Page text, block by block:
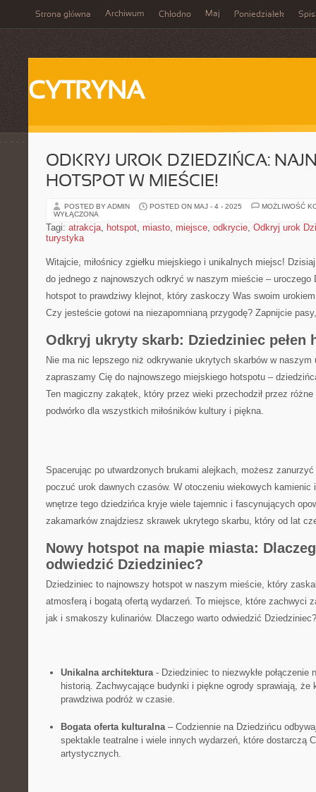
Strona główna Archiwum Chłodno Maj Poniedziałek Spis
CYTRYNA
ODKRYJ UROK DZIEDZIŃCA:
HOTSPOT W MIEŚCIE!
POSTED BY ADMIN POSTED ON MAJ - 4 - 2025
MOŻLIWOŚĆ
WYŁĄCZONA
Tagi: atrakcja, hotspot, miasto, miejsce, odkrycie, Odkryj urok
turystyka
Witajcie, miłośnicy zgiełku miejskiego i unikalnych miejsc!
do jednego z najnowszych odkryć w ‍naszym mieście‌ – ‍uroczego​
hotspot to prawdziwy klejnot, który zaskoczy Was swoim
Czy jesteście⁣ gotowi‍ na niezapomnianą przygodę? Zapnijcie⁢
Odkryj ukryty‌ skarb: Dziedziniec pełen
Nie ma nic lepszego ⁣niż odkrywanie ukrytych skarbów w‌
⁣zapraszamy Cię do najnowszego miejskiego hotspotu⁢ –
Ten magiczny zakątek, który ⁣przez wieki przechodził przez
podwórko ⁣dla wszystkich⁣ miłośników⁤ kultury i piękna.
Spacerując po⁣ utwardzonych brukami alejkach, możesz
poczuć urok dawnych ‍czasów. W otoczeniu ​wiekowych kamienic
⁣wnętrze tego dziedzińca⁣ kryje​ wiele tajemnic i fascynujących
zakamarków znajdziesz ⁤skrawek ukrytego ⁤skarbu, ‌który od ⁤lat
Nowy hotspot​ na mapie miasta:
odwiedzić Dziedziniec?
Dziedziniec to najnowszy hotspot w⁤ naszym⁣ mieście, który⁤
atmosferą i bogatą ofertą⁣ wydarzeń. To⁢ miejsce, które zachwyci
jak i smakoszy⁢ kulinariów. Dlaczego warto ‍odwiedzić
Unikalna architektura-‍ Dziedziniec to ⁢niezwykłe‌ połączenie
historią. Zachwycające budynki ‌i piękne ‌ogrody ⁢sprawiają,
prawdziwa podróż ⁣w czasie.
Bogata ‍oferta kulturalna– ​Codziennie​ na Dziedzińcu
spektakle teatralne i ‍wiele innych ​wydarzeń, które dostarczą
artystycznych.